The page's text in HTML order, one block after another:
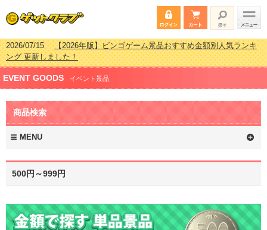
2026/07/15【2026年版】ビンゴゲーム景品おすすめ金額別人気ランキ
ング 更新しました！
2026/04/03【2026年版】ゴルフコンペ景品 3000円未満［2000円～
2999円編］もらってうれしい人気ラ…
2026/02/16【2026年版】結婚式の二次会で貰って嬉しい景品とは？ 更
新しました！
2026/02/03
2999円編］もらってうれしい人気ラ…
EVENT GOODS イベント景品
商品検索
MENU
500円～999円